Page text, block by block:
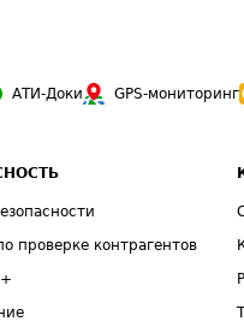
АТИ-Доки GPS-мониторинг
проверке контрагентов